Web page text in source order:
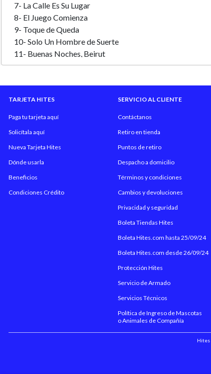
7- La Calle Es Su Lugar
8- El Juego Comienza
9- Toque de Queda
10- Solo Un Hombre de Suerte
11- Buenas Noches, Beirut
TARJETA HITES
Paga tu tarjeta aquí
Solicítala aquí
Nueva Tarjeta Hites
Dónde usarla
Beneficios
Condiciones Crédito
SERVICIO AL CLIENTE
Contáctanos
Retiro en tienda
Puntos de retiro
Despacho a domicilio
Términos y condiciones
Cambios y devoluciones
Privacidad y seguridad
Boleta Tiendas Hites
Boleta Hites.com hasta 25/09/24
Boleta Hites.com desde 26/09/24
Protección Hites
Servicio de Armado
Servicios Técnicos
Política de Ingreso de Mascotas
o Animales de Compañía
Hites